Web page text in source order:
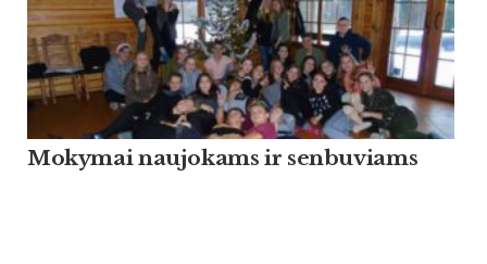
Mokymai naujokams ir senbuviams